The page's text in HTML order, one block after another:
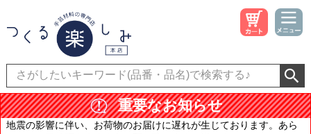
重要なお知らせ
地震の影響に伴い、お荷物のお届けに遅れが生じております。あら